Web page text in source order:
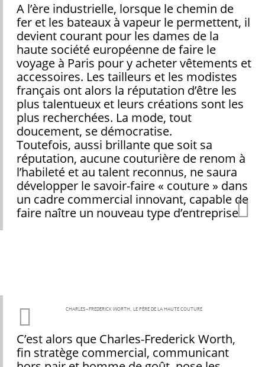
A l’ère industrielle, lorsque le chemin de
fer et les bateaux à vapeur le permettent, il
devient courant pour les dames de la
haute société européenne de faire le
voyage à Paris pour y acheter vêtements et
accessoires. Les tailleurs et les modistes
français ont alors la réputation d’être les
plus talentueux et leurs créations sont les
plus recherchées. La mode, tout
doucement, se démocratise.
Toutefois, aussi brillante que soit sa
réputation, aucune couturière de renom à
l’habileté et au talent reconnus, ne saura
développer le savoir-faire « couture » dans
un cadre commercial innovant, capable de
faire naître un nouveau type d’entreprise
CHARLES-FREDERICK WORTH, LE PÈRE DE LA HAUTE COUTURE
C’est alors que Charles-Frederick Worth,
fin stratège commercial, communicant